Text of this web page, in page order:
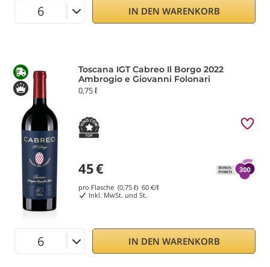
IN DEN WARENKORB
Toscana IGT Cabreo Il Borgo 2022
Ambrogio e Giovanni Folonari
0,75 ℓ
45€
pro Flasche (0,75 ℓ) 60 €/ℓ
Inkl. MwSt. und St.
IN DEN WARENKORB